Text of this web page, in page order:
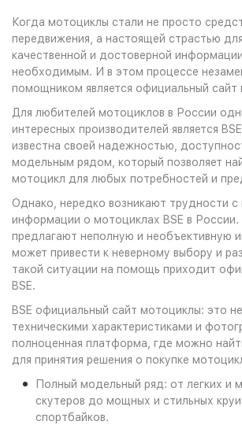
Когда мотоциклы стали не просто
передвижения, а настоящей страстью
качественной и достоверной
необходимым. И в этом процессе
помощником является официальный сайт
Для любителей мотоциклов в России
интересных производителей является
известна своей надежностью,
модельным рядом, который позволяет
мотоцикл для любых потребностей и
Однако, нередко возникают трудности с
информации о мотоциклах BSE в
предлагают неполную и необъективную
может привести к неверному выбору и
такой ситуации на помощь приходит
BSE.
BSE официальный сайт мотоциклы: это
техническими характеристиками и
полноценная платформа, где можно
для принятия решения о покупке
Полный модельный ряд: от легких и
скутеров до мощных и стильных
спортбайков.